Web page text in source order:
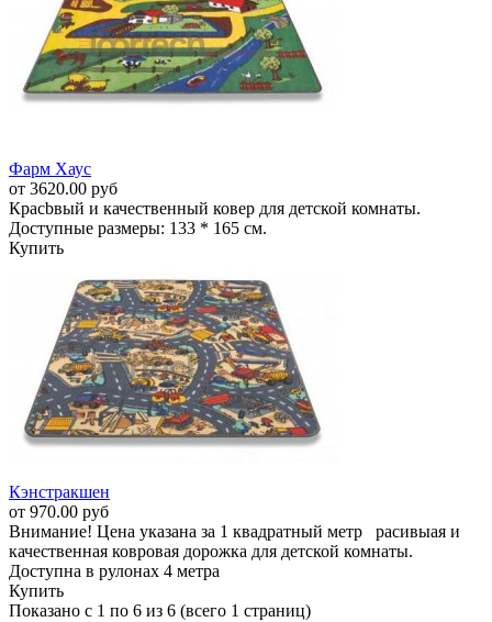
Фарм Хаус
от 3620.00 руб
Красbвый и качественный ковер для детской комнаты.
Доступные размеры: 133 * 165 см.
Купить
Кэнстракшен
от 970.00 руб
Внимание! Цена указана за 1 квадратный метр расивыая и
качественная ковровая дорожка для детской комнаты.
Доступна в рулонах 4 метра
Купить
Показано с 1 по 6 из 6 (всего 1 страниц)